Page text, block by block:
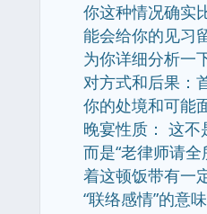
你这种情况确实
能会给你的见习
为你详细分析一
对方式和后果：
你的处境和可能
晚宴性质： 这不
而是“老律师请
着这顿饭带有一
“联络感情”的意